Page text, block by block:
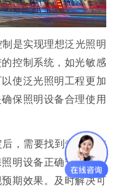
是实现理想泛光照明
控制系统，如光敏感
使泛光照明工程更加
保照明设备合理使用
，需要找到专业的施
明设备正确安装、电
期效果。及时解决可